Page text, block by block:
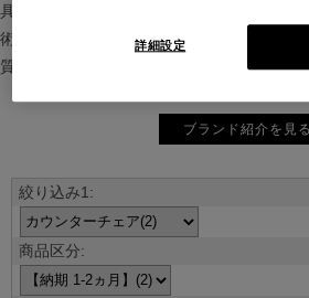
具ブランド。ヨーロッパの家具文化と日本
術を活かした持続可能で洗練されたインテ
質な暮らしを届けます。
ブランド紹介を見る
詳細設定